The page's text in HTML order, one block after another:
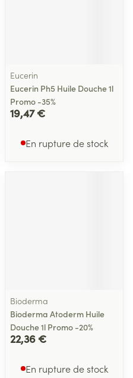
Eucerin
Eucerin Ph5 Huile Douche 1l
Promo -35%
19,47 €
En rupture de stock
Bioderma
Bioderma Atoderm Huile
Douche 1l Promo -20%
22,36 €
En rupture de stock